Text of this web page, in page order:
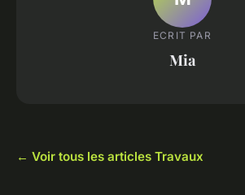
ECRIT PAR
Mia
← Voir tous les articles Travaux